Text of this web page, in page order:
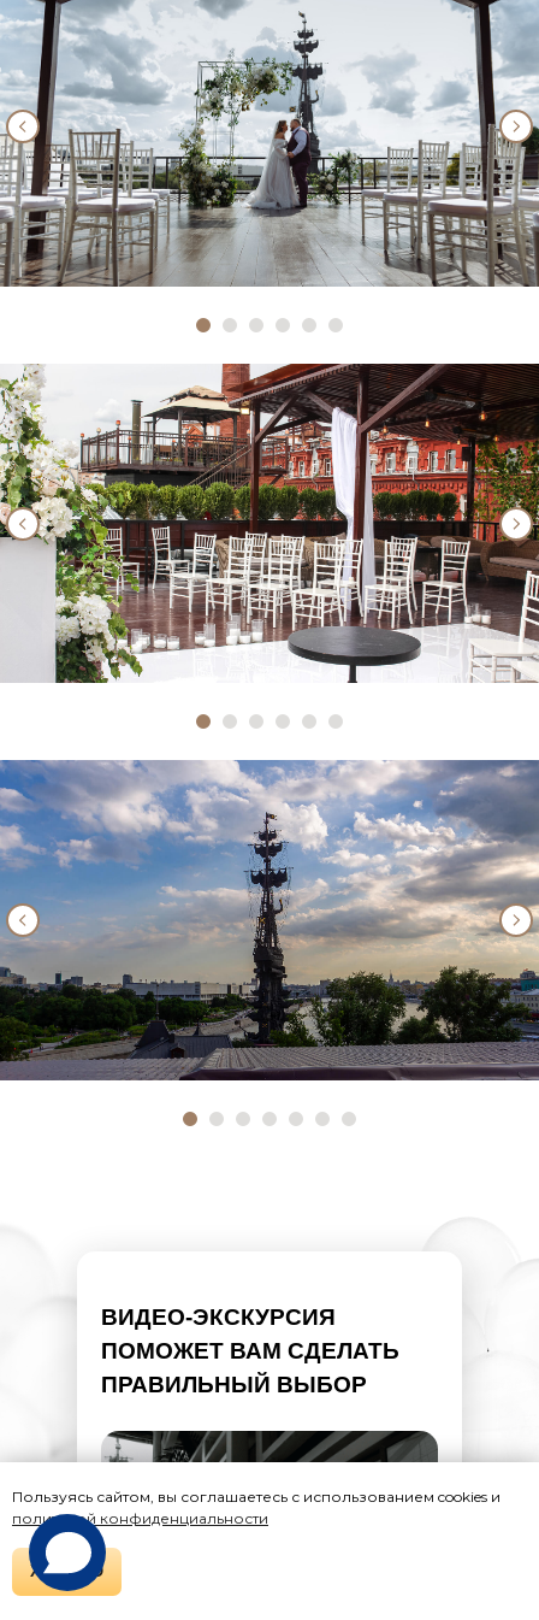
ВИДЕО-ЭКСКУРСИЯ
ПОМОЖЕТ ВАМ СДЕЛАТЬ
ПРАВИЛЬНЫЙ ВЫБОР
Пользуясь сайтом, вы соглашаетесь с использованием cookies и
политикой конфиденциальности
ХОРОШО